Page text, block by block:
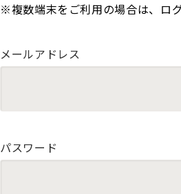
※複数端末をご利用の場合は、ロ
メールアドレス
パスワード